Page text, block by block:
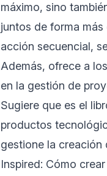
máximo, sino
juntos de forma
acción secuencial,
Además, ofrece a
en la gestión de
Sugiere que es el
productos
gestione la
Inspired: Cómo